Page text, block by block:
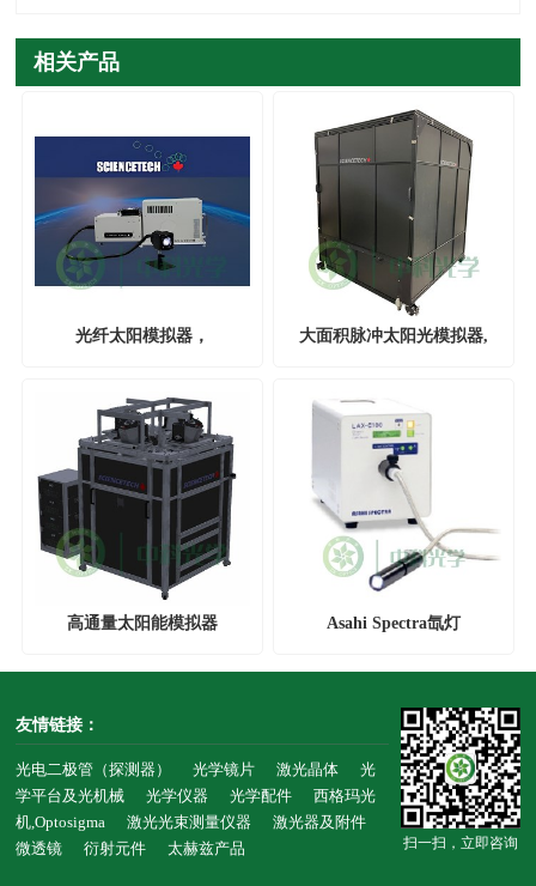
相关产品
光纤太阳模拟器，
大面积脉冲太阳光模拟器,
高通量太阳能模拟器
Asahi Spectra氙灯
友情链接：
光电二极管（探测器） 光学镜片 激光晶体
光
学平台及光机械
光学仪器 光学配件
西格玛光
机,Optosigma
激光光束测量仪器
激光器及附件
微透镜
衍射元件 太赫兹产品 扫一扫，立即咨询